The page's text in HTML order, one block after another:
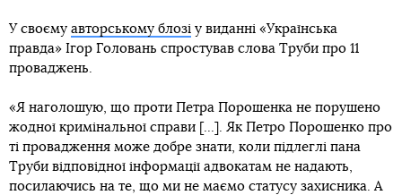
У своєму авторському блозі у виданні «Українська
правда» Ігор Головань спростував слова Труби про 11
проваджень.
«Я наголошую, що проти Петра Порошенка не порушено
жодної кримінальної справи [...]. Як Петро Порошенко про
ті провадження може добре знати, коли підлеглі пана
Труби відповідної інформації адвокатам не надають,
посилаючись на те, що ми не маємо статусу захисника. А